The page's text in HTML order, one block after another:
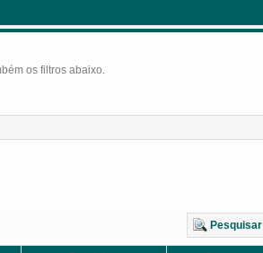
os filtros abaixo.
Pesquisar